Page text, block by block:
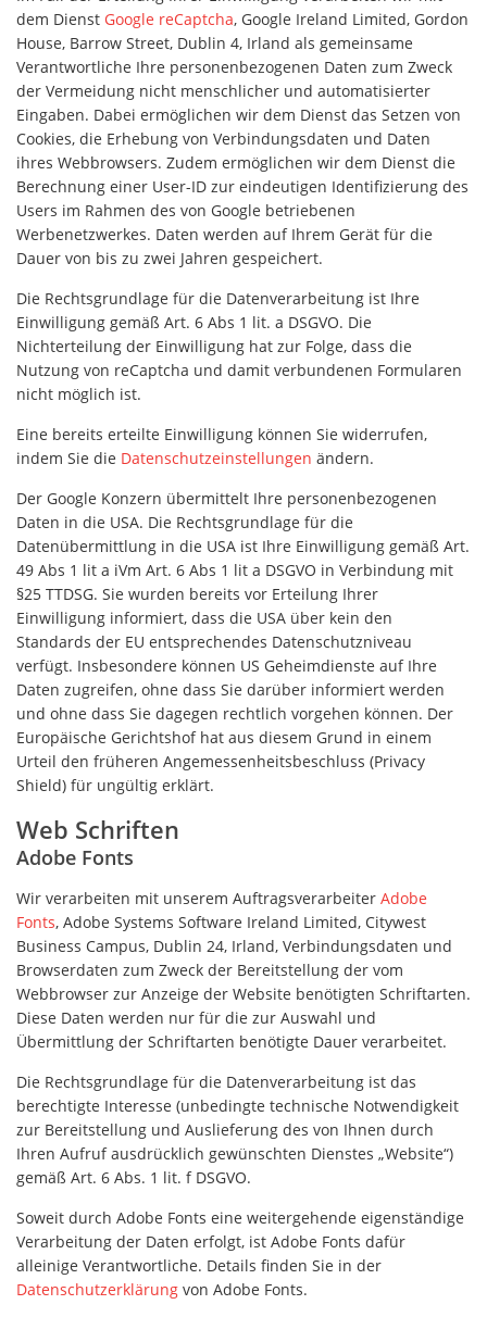
dem Dienst Google reCaptcha, Google Ireland Limited, Gordon
House, Barrow Street, Dublin 4, Irland als gemeinsame
Verantwortliche Ihre personenbezogenen Daten zum Zweck
der Vermeidung nicht menschlicher und automatisierter
Eingaben. Dabei ermöglichen wir dem Dienst das Setzen von
Cookies, die Erhebung von Verbindungsdaten und Daten
ihres Webbrowsers. Zudem ermöglichen wir dem Dienst die
Berechnung einer User-ID zur eindeutigen Identifizierung des
Users im Rahmen des von Google betriebenen
Werbenetzwerkes. Daten werden auf Ihrem Gerät für die
Dauer von bis zu zwei Jahren gespeichert.
Die Rechtsgrundlage für die Datenverarbeitung ist Ihre
Einwilligung gemäß Art. 6 Abs 1 lit. a DSGVO. Die
Nichterteilung der Einwilligung hat zur Folge, dass die
Nutzung von reCaptcha und damit verbundenen Formularen
nicht möglich ist.
Eine bereits erteilte Einwilligung können Sie widerrufen,
indem Sie die Datenschutzeinstellungen ändern.
Der Google Konzern übermittelt Ihre personenbezogenen
Daten in die USA. Die Rechtsgrundlage für die
Datenübermittlung in die USA ist Ihre Einwilligung gemäß Art.
49 Abs 1 lit a iVm Art. 6 Abs 1 lit a DSGVO in Verbindung mit
§25 TTDSG. Sie wurden bereits vor Erteilung Ihrer
Einwilligung informiert, dass die USA über kein den
Standards der EU entsprechendes Datenschutzniveau
verfügt. Insbesondere können US Geheimdienste auf Ihre
Daten zugreifen, ohne dass Sie darüber informiert werden
und ohne dass Sie dagegen rechtlich vorgehen können. Der
Europäische Gerichtshof hat aus diesem Grund in einem
Urteil den früheren Angemessenheitsbeschluss (Privacy
Shield) für ungültig erklärt.
Web Schriften
Adobe Fonts
Wir verarbeiten mit unserem Auftragsverarbeiter Adobe
Fonts, Adobe Systems Software Ireland Limited, Citywest
Business Campus, Dublin 24, Irland, Verbindungsdaten und
Browserdaten zum Zweck der Bereitstellung der vom
Webbrowser zur Anzeige der Website benötigten Schriftarten.
Diese Daten werden nur für die zur Auswahl und
Übermittlung der Schriftarten benötigte Dauer verarbeitet.
Die Rechtsgrundlage für die Datenverarbeitung ist das
berechtigte Interesse (unbedingte technische Notwendigkeit
zur Bereitstellung und Auslieferung des von Ihnen durch
Ihren Aufruf ausdrücklich gewünschten Dienstes „Website“)
gemäß Art. 6 Abs. 1 lit. f DSGVO.
Soweit durch Adobe Fonts eine weitergehende eigenständige
Verarbeitung der Daten erfolgt, ist Adobe Fonts dafür
alleinige Verantwortliche. Details finden Sie in der
Datenschutzerklärung von Adobe Fonts.